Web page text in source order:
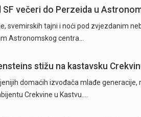
SF večeri do Perzeida u
svemirskih tajni i noći pod zvjezdanim
Astronomskog centra…
stižu na kastavsku
domaćih izvođača mlađe generacije,
Crekvine u Kastvu.…